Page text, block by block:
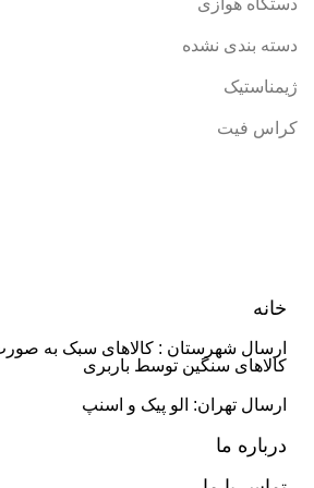
دسته بندی نشده
ژیمناستیک
کراس فیت
خانه
ارسال شهرستان : کالاهای سبک به
کالاهای سنگین توسط باربری
ارسال تهران: الو پیک و اسنپ
درباره ما